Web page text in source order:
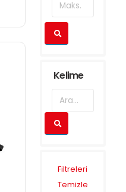
Kelime
Filtreleri
Temizle